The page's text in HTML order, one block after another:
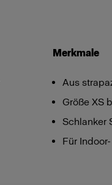
Merkmale
Aus
Größe XS
Schlanker
Für